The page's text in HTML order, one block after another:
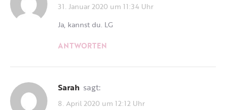
31. Januar 2020 um 11:34 Uhr
Ja, kannst du. LG
ANTWORTEN
Sarah sagt:
8. April 2020 um 12:12 Uhr